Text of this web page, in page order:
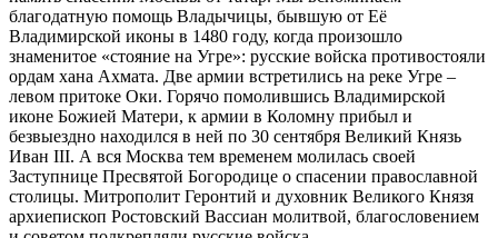
благодатную помощь Владычицы, бывшую от Её
Владимирской иконы в 1480 году, когда произошло
знаменитое «стояние на Угре»: русские войска противостояли
ордам хана Ахмата. Две армии встретились на реке Угре –
левом притоке Оки. Горячо помолившись Владимирской
иконе Божией Матери, к армии в Коломну прибыл и
безвыездно находился в ней по 30 сентября Великий Князь
Иван III. А вся Москва тем временем молилась своей
Заступнице Пресвятой Богородице о спасении православной
столицы. Митрополит Геронтий и духовник Великого Князя
архиепископ Ростовский Вассиан молитвой, благословением